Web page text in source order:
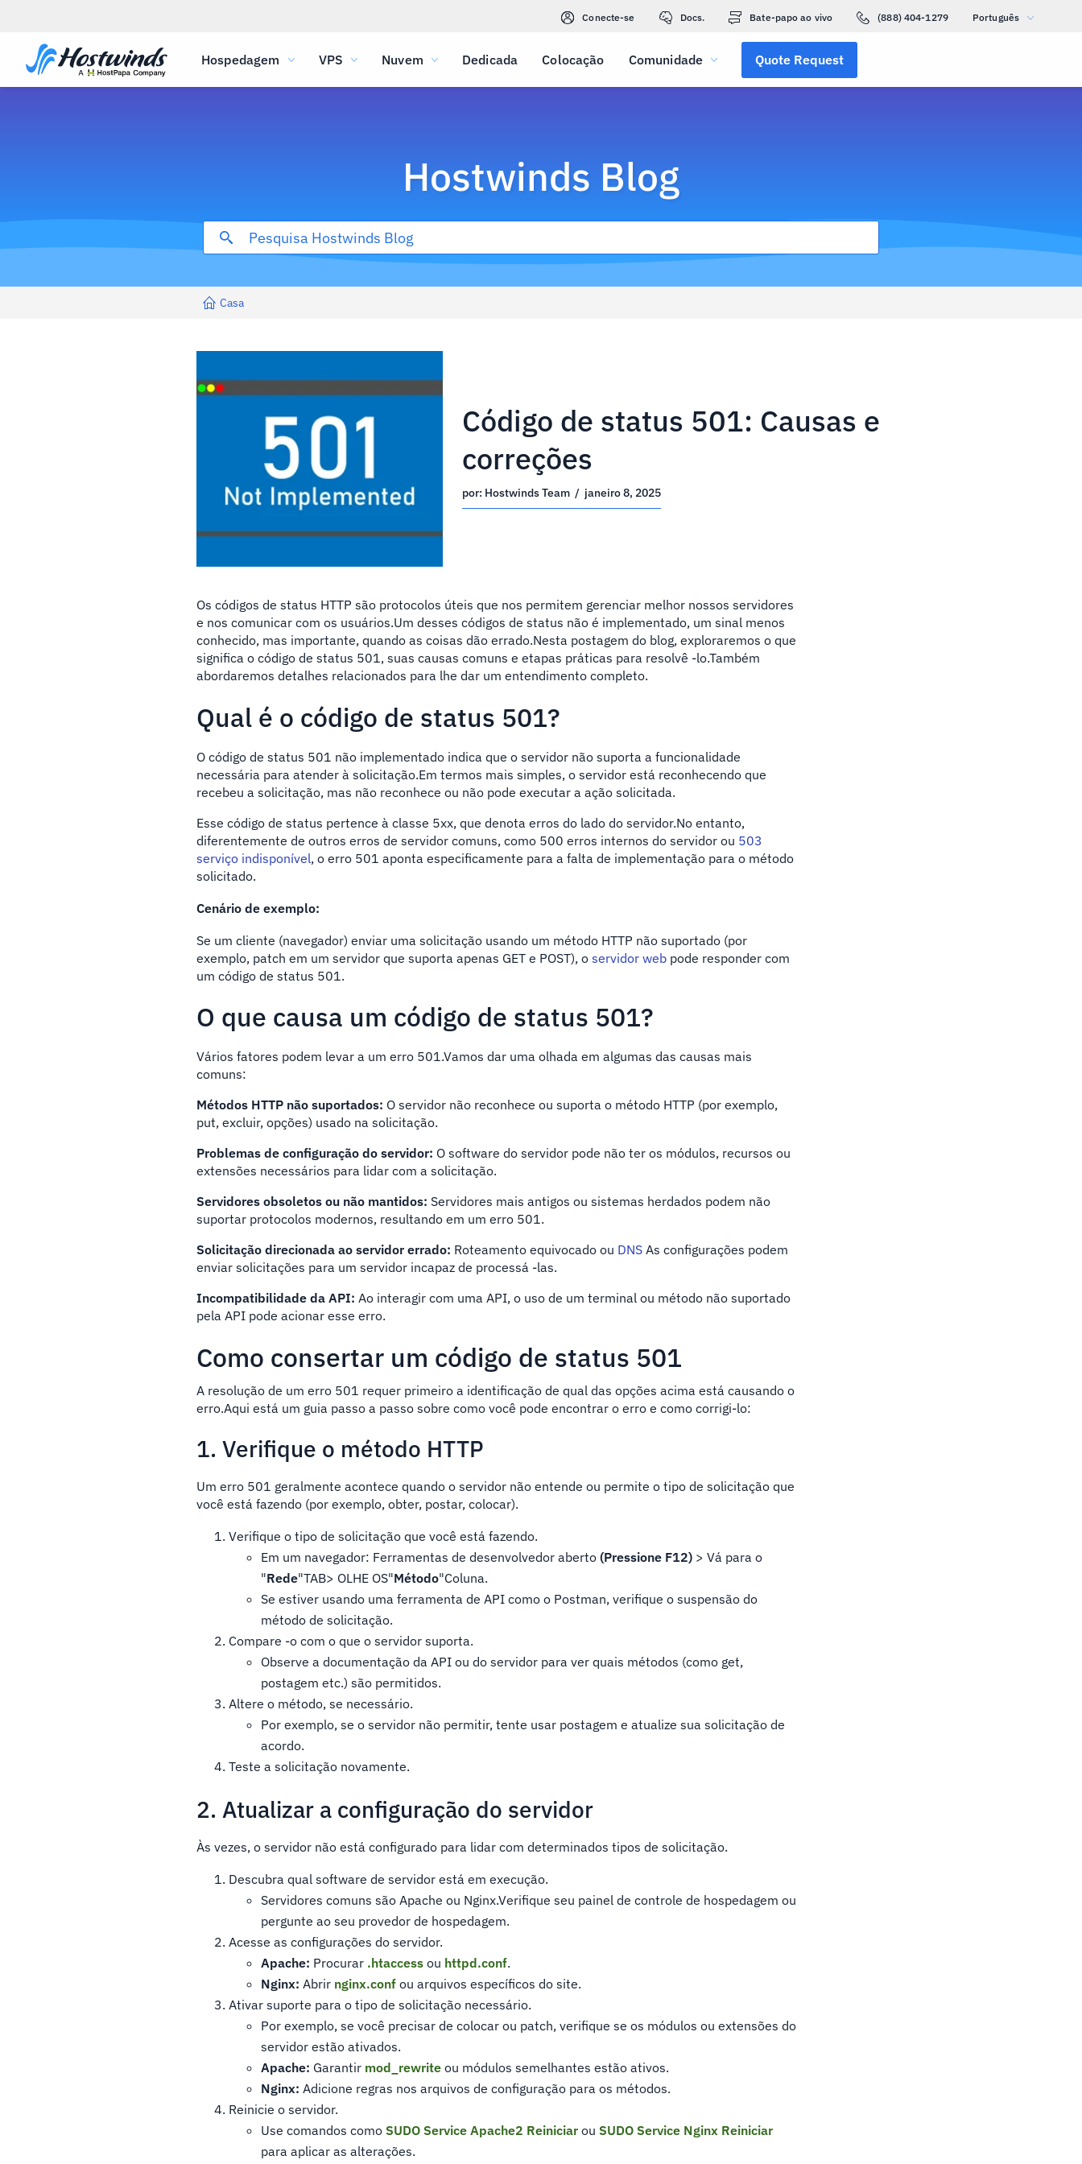
Conecte-se Docs. Bate-papo ao vivo (888) 404-1279 Português
Hospedagem VPS Nuvem Dedicada Colocação Comunidade Quote Request
Hostwinds Blog
Casa
Código de status 501: Causas e
correções
por: Hostwinds Team / janeiro 8, 2025
Os códigos de status HTTP são protocolos úteis que nos permitem gerenciar melhor nossos servidores
e nos comunicar com os usuários.Um desses códigos de status não é implementado, um sinal menos
conhecido, mas importante, quando as coisas dão errado.Nesta postagem do blog, exploraremos o que
significa o código de status 501, suas causas comuns e etapas práticas para resolvê -lo.Também
abordaremos detalhes relacionados para lhe dar um entendimento completo.
Qual é o código de status 501?
O código de status 501 não implementado indica que o servidor não suporta a funcionalidade
necessária para atender à solicitação.Em termos mais simples, o servidor está reconhecendo que
recebeu a solicitação, mas não reconhece ou não pode executar a ação solicitada.
Esse código de status pertence à classe 5xx, que denota erros do lado do servidor.No entanto,
diferentemente de outros erros de servidor comuns, como 500 erros internos do servidor ou 503
serviço indisponível, o erro 501 aponta especificamente para a falta de implementação para o método
solicitado.
Cenário de exemplo:
Se um cliente (navegador) enviar uma solicitação usando um método HTTP não suportado (por
exemplo, patch em um servidor que suporta apenas GET e POST), oservidor web pode responder com
um código de status 501.
O que causa um código de status 501?
Vários fatores podem levar a um erro 501.Vamos dar uma olhada em algumas das causas mais
comuns:
Métodos HTTP não suportados: O servidor não reconhece ou suporta o método HTTP (por exemplo,
put, excluir, opções) usado na solicitação.
Problemas de configuração do servidor: O software do servidor pode não ter os módulos, recursos ou
extensões necessários para lidar com a solicitação.
Servidores obsoletos ou não mantidos: Servidores mais antigos ou sistemas herdados podem não
suportar protocolos modernos, resultando em um erro 501.
Solicitação direcionada ao servidor errado: Roteamento equivocado ou DNS As configurações podem
enviar solicitações para um servidor incapaz de processá -las.
Incompatibilidade da API: Ao interagir com uma API, o uso de um terminal ou método não suportado
pela API pode acionar esse erro.
Como consertar um código de status 501
A resolução de um erro 501 requer primeiro a identificação de qual das opções acima está causando o
erro.Aqui está um guia passo a passo sobre como você pode encontrar o erro e como corrigi-lo:
1. Verifique o método HTTP
Um erro 501 geralmente acontece quando o servidor não entende ou permite o tipo de solicitação que
você está fazendo (por exemplo, obter, postar, colocar).
Verifique o tipo de solicitação que você está fazendo.
Em um navegador: Ferramentas de desenvolvedor aberto (Pressione F12) > Vá para o
"Rede"TAB> OLHE OS"Método"Coluna.
Se estiver usando uma ferramenta de API como o Postman, verifique o suspensão do
método de solicitação.
Compare -o com o que o servidor suporta.
Observe a documentação da API ou do servidor para ver quais métodos (como get,
postagem etc.) são permitidos.
Altere o método, se necessário.
Por exemplo, se o servidor não permitir, tente usar postagem e atualize sua solicitação de
acordo.
Teste a solicitação novamente.
2. Atualizar a configuração do servidor
Às vezes, o servidor não está configurado para lidar com determinados tipos de solicitação.
Descubra qual software de servidor está em execução.
Servidores comuns são Apache ou Nginx.Verifique seu painel de controle de hospedagem ou
pergunte ao seu provedor de hospedagem.
Acesse as configurações do servidor.
Apache: Procurar .htaccess ou httpd.conf.
Nginx: Abrir nginx.conf ou arquivos específicos do site.
Ativar suporte para o tipo de solicitação necessário.
Por exemplo, se você precisar de colocar ou patch, verifique se os módulos ou extensões do
servidor estão ativados.
Apache: Garantir mod_rewrite ou módulos semelhantes estão ativos.
Nginx: Adicione regras nos arquivos de configuração para os métodos.
Reinicie o servidor.
Use comandos comoSUDO Service Apache2 Reiniciar ou SUDO Service Nginx Reiniciar
para aplicar as alterações.